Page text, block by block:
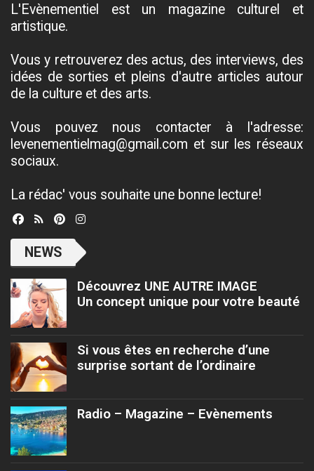
L'Evènementiel est un magazine culturel et
artistique.
Vous y retrouverez des actus, des interviews, des
idées de sorties et pleins d'autre articles autour
de la culture et des arts.
Vous pouvez nous contacter à l'adresse:
levenementielmag@gmail.com et sur les réseaux
sociaux.
La rédac' vous souhaite une bonne lecture!
NEWS
Découvrez UNE AUTRE IMAGE
Un concept unique pour votre beauté
Si vous êtes en recherche d’une
surprise sortant de l’ordinaire
Radio – Magazine – Evènements